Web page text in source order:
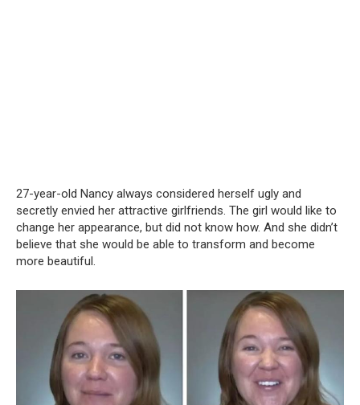
27-year-old Nancy always considered herself ugly and
secretly envied her attractive girlfriends. The girl would like to
change her appearance, but did not know how. And she didn’t
believe that she would be able to transform and become
more beautiful.